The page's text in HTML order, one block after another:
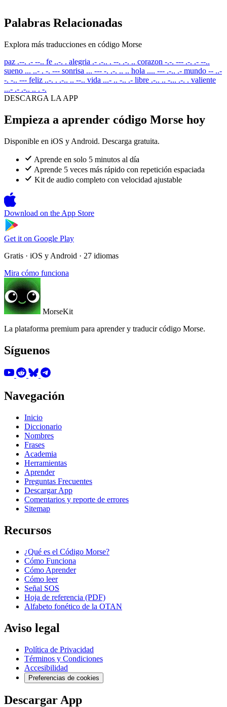
Palabras Relacionadas
Explora más traducciones en código Morse
paz .--. .- --.. fe ..-. . alegria .- .-.. . --. .-. .. corazon -.-. --- .-. .- --..
sueno ... ..- . -. --- sonrisa ... --- -. .-. .. .. hola .... --- .-.. .- mundo -- ..-
-. -.. --- feliz ..-. . .-.. .. --.. vida ...- .. -.. .- libre .-.. .. -... .-. . valiente
...- .- .-.. .. . -.
DESCARGA LA APP
Empieza a aprender código Morse hoy
Disponible en iOS y Android. Descarga gratuita.
Aprende en solo 5 minutos al día
Aprende 5 veces más rápido con repetición espaciada
Kit de audio completo con velocidad ajustable
Download on the App Store
Get it on Google Play
Gratis · iOS y Android · 27 idiomas
Mira cómo funciona
MorseKit
La plataforma premium para aprender y traducir código Morse.
Síguenos
Navegación
Inicio
Diccionario
Nombres
Frases
Academia
Herramientas
Aprender
Preguntas Frecuentes
Descargar App
Comentarios y reporte de errores
Sitemap
Recursos
¿Qué es el Código Morse?
Cómo Funciona
Cómo Aprender
Cómo leer
Señal SOS
Hoja de referencia (PDF)
Alfabeto fonético de la OTAN
Aviso legal
Política de Privacidad
Términos y Condiciones
Accesibilidad
Preferencias de cookies
Descargar App